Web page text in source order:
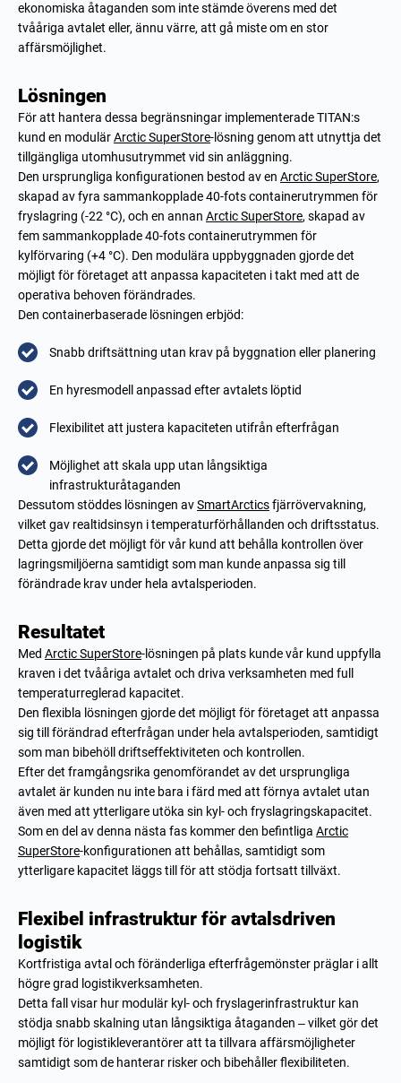
ekonomiska åtaganden som inte stämde överens med det
tvååriga avtalet eller, ännu värre, att gå miste om en stor
affärsmöjlighet.
Lösningen
För att hantera dessa begränsningar implementerade TITAN:s
kund en modulärArctic SuperStore-lösning genom att utnyttja det
tillgängliga utomhusutrymmet vid sin anläggning.
Den ursprungliga konfigurationen bestod av en Arctic SuperStore,
skapad av fyra sammankopplade 40-fots containerutrymmen för
fryslagring (-22 °C), och en annan Arctic SuperStore, skapad av
fem sammankopplade 40-fots containerutrymmen för
kylförvaring (+4 °C). Den modulära uppbyggnaden gjorde det
möjligt för företaget att anpassa kapaciteten i takt med att de
operativa behoven förändrades.
Den containerbaserade lösningen erbjöd:
Snabb driftsättning utan krav på byggnation eller planering
En hyresmodell anpassad efter avtalets löptid
Flexibilitet att justera kapaciteten utifrån efterfrågan
Möjlighet att skala upp utan långsiktiga
infrastrukturåtaganden
Dessutom stöddes lösningen avSmartArcticsfjärrövervakning,
vilket gav realtidsinsyn i temperaturförhållanden och driftsstatus.
Detta gjorde det möjligt för vår kund att behålla kontrollen över
lagringsmiljöerna samtidigt som man kunde anpassa sig till
förändrade krav under hela avtalsperioden.
Resultatet
Med Arctic SuperStore-lösningen på plats kunde vår kund uppfylla
kraven i det tvååriga avtalet och driva verksamheten med full
temperaturreglerad kapacitet.
Den flexibla lösningen gjorde det möjligt för företaget att anpassa
sig till förändrad efterfrågan under hela avtalsperioden, samtidigt
som man bibehöll driftseffektiviteten och kontrollen.
Efter det framgångsrika genomförandet av det ursprungliga
avtalet är kunden nu inte bara i färd med att förnya avtalet utan
även med att ytterligare utöka sin kyl- och fryslagringskapacitet.
Som en del av denna nästa fas kommer den befintliga Arctic
SuperStore-konfigurationen att behållas, samtidigt som
ytterligare kapacitet läggs till för att stödja fortsatt tillväxt.
Flexibel infrastruktur för avtalsdriven
logistik
Kortfristiga avtal och föränderliga efterfrågemönster präglar i allt
högre grad logistikverksamheten.
Detta fall visar hur modulär kyl- och fryslagerinfrastruktur kan
stödja snabb skalning utan långsiktiga åtaganden – vilket gör det
möjligt för logistikleverantörer att ta tillvara affärsmöjligheter
samtidigt som de hanterar risker och bibehåller flexibiliteten.